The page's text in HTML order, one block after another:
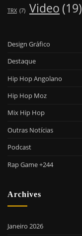
TRX (7) Video (19)
Design Gráfico
Destaque
Hip Hop Angolano
Hip Hop Moz
Mix Hip Hop
Outras Notícias
Podcast
Rap Game +244
Archives
Janeiro 2026